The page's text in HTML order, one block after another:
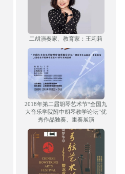
二胡演奏家、教育家：王莉莉
2018年第二届胡琴艺术节“全国九
大音乐学院附中胡琴教学论坛”优
秀作品独奏、重奏展演